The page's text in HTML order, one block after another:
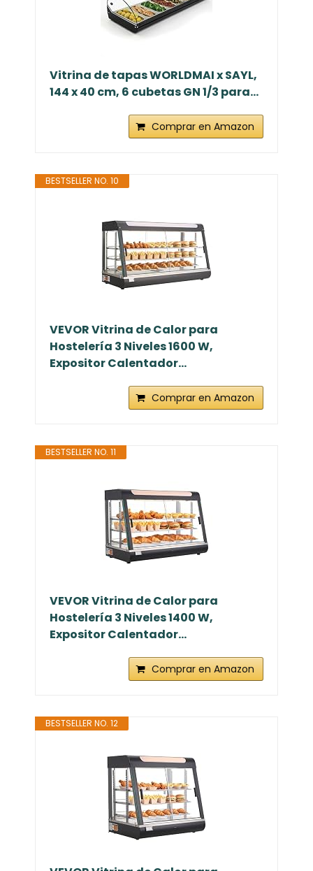
Vitrina de tapas WORLDMAI x SAYL,
144 x 40 cm, 6 cubetas GN 1/3 para...
Comprar en Amazon
BESTSELLER NO. 10
VEVOR Vitrina de Calor para
Hostelería 3 Niveles 1600 W,
Expositor Calentador...
Comprar en Amazon
BESTSELLER NO. 11
VEVOR Vitrina de Calor para
Hostelería 3 Niveles 1400 W,
Expositor Calentador...
Comprar en Amazon
BESTSELLER NO. 12